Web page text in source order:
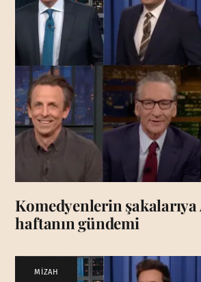
Komedyenlerin şakalarıya
haftanın gündemi
MİZAH